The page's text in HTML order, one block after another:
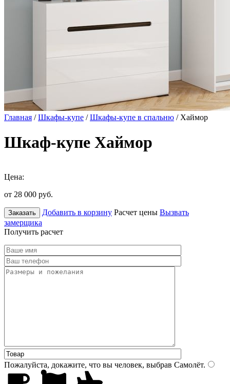
Главная /Шкафы-купе /Шкафы-купе в спальню / Хаймор
Шкаф-купе Хаймор
Цена:
от 28 000 руб.
Заказать Добавить в корзину Расчет цены Вызвать
замерщика
Получить расчет
Пожалуйста, докажите, что вы человек, выбрав Самолёт.